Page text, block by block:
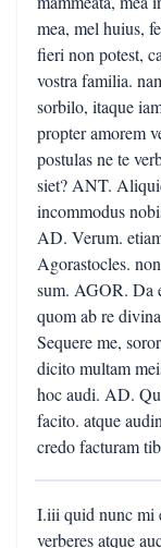
I.iii quid nunc mi
verberes atque